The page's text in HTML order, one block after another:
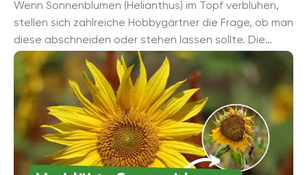
Wenn Sonnenblumen (Helianthus) im Topf verblühen,
stellen sich zahlreiche Hobbygärtner die Frage, ob man
diese abschneiden oder stehen lassen sollte. Die
Antwort darauf lesen Sie hier.